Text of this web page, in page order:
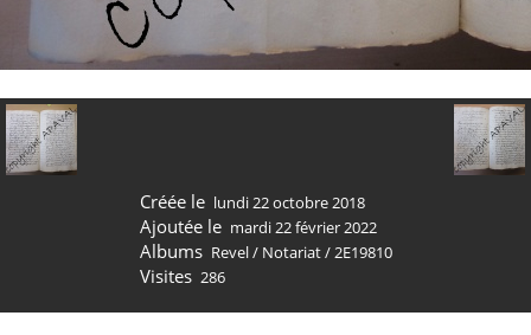
Créée le lundi 22 octobre 2018
Ajoutée le mardi 22 février 2022
Albums Revel/ Notariat/2E19810
Visites 286